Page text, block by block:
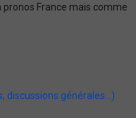
pronos France mais comme
discussions générales...)